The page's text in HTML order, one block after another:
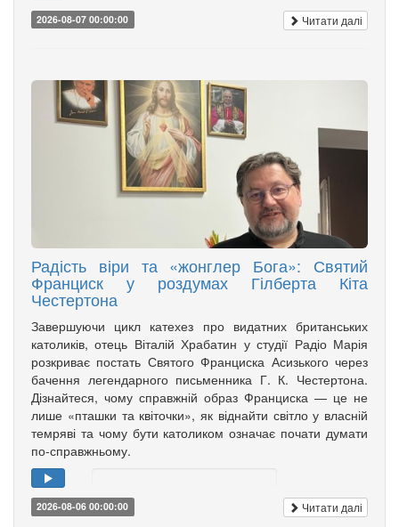
2026-08-07 00:00:00 Читати далі
Радість віри та «жонглер Бога»: Святий
Франциск у роздумах Гілберта Кіта
Честертона
Завершуючи цикл катехез про видатних британських
католиків, отець Віталій Храбатин у студії Радіо Марія
розкриває постать Святого Франциска Асизького через
бачення легендарного письменника Г. К. Честертона.
Дізнайтеся, чому справжній образ Франциска — це не
лише «пташки та квіточки», як віднайти світло у власній
темряві та чому бути католиком означає почати думати
по-справжньому.
2026-08-06 00:00:00 Читати далі